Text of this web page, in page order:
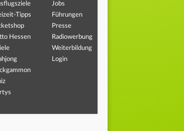
Tipps
Hessen
Jobs
Führungen
Presse
Radiowerbung
Weiterbildung
Login